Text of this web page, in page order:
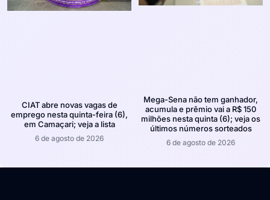
CIAT abre novas vagas de
emprego nesta quinta-feira (6),
em Camaçari; veja a lista
6 de agosto de 2026
Mega-Sena não tem ganhador,
acumula e prêmio vai a R$ 150
milhões nesta quinta (6); veja os
últimos números sorteados
6 de agosto de 2026